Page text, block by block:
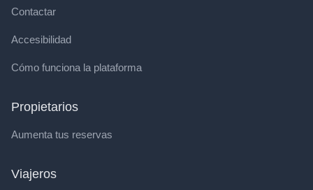
Contactar
Accesibilidad
Cómo funciona la plataforma
Propietarios
Aumenta tus reservas
Viajeros